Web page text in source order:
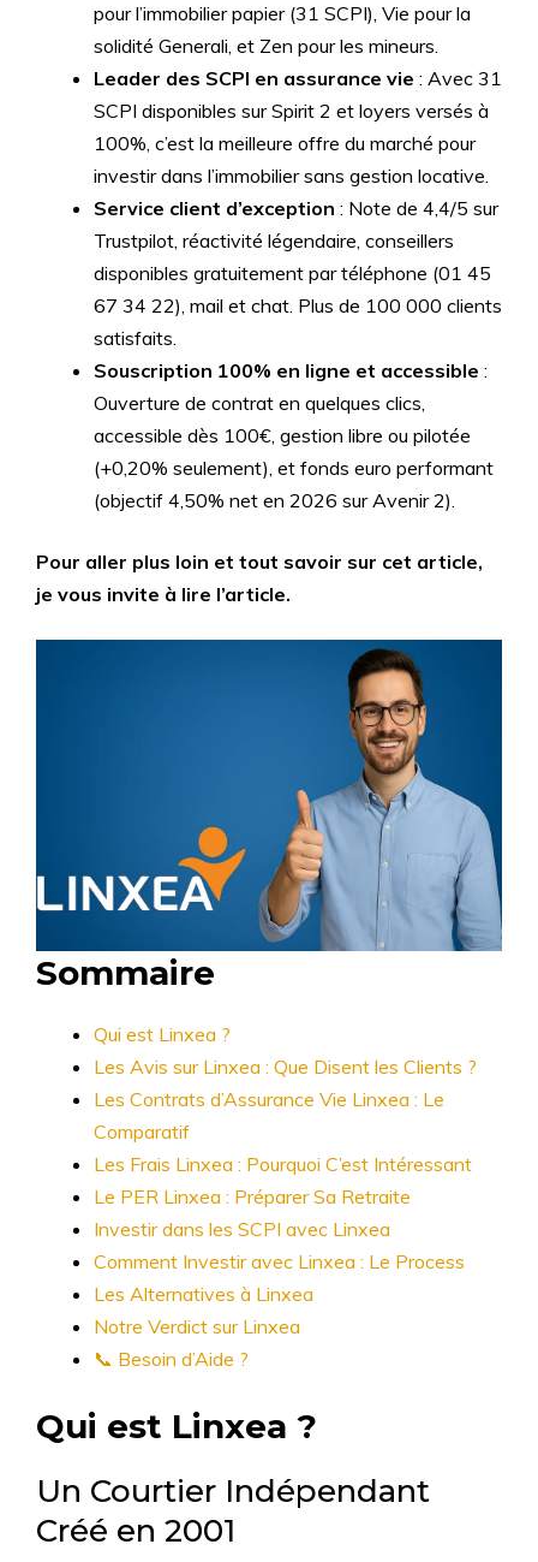
pour l’immobilier papier (31 SCPI), Vie pour la
solidité Generali, et Zen pour les mineurs.
Leader des SCPI en assurance vie : Avec 31
SCPI disponibles sur Spirit 2 et loyers versés à
100%, c’est la meilleure offre du marché pour
investir dans l’immobilier sans gestion locative.
Service client d’exception : Note de 4,4/5 sur
Trustpilot, réactivité légendaire, conseillers
disponibles gratuitement par téléphone (01 45
67 34 22), mail et chat. Plus de 100 000 clients
satisfaits.
Souscription 100% en ligne et accessible :
Ouverture de contrat en quelques clics,
accessible dès 100€, gestion libre ou pilotée
(+0,20% seulement), et fonds euro performant
(objectif 4,50% net en 2026 sur Avenir 2).
Pour aller plus loin et tout savoir sur cet article,
je vous invite à lire l’article.
Sommaire
Qui est Linxea ?
Les Avis sur Linxea : Que Disent les Clients ?
Les Contrats d’Assurance Vie Linxea : Le
Comparatif
Les Frais Linxea : Pourquoi C’est Intéressant
Le PER Linxea : Préparer Sa Retraite
Investir dans les SCPI avec Linxea
Comment Investir avec Linxea : Le Process
Les Alternatives à Linxea
Notre Verdict sur Linxea
📞 Besoin d’Aide ?
Qui est Linxea ?
Un Courtier Indépendant
Créé en 2001